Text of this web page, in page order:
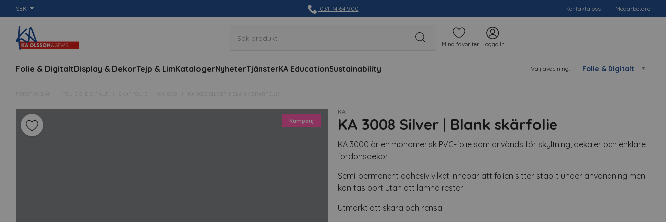
SEK Kontakta oss Medarbetare
031-74 64 900
Mina favoriter Logga In
Folie & DigitaltDisplay & DekorTejp & LimKatalogerNyheterTjänsterKA EducationSustainability Välj avdelning:
FÖRSTASIDAN FOLIE & DIGITALT KA 3008 SILVER | BLANK SKÄRFOLIE
Kampanj
KA
KA 3008 Silver | Blank skärfolie
KA 3000 är en monomerisk PVC-folie som används för skyltning, dekaler och enklare
fordonsdekor.
Semi-permanent adhesiv vilket innebär att folien sitter stabilt under användning men
kan tas bort utan att lämna rester.
Utmärkt att skära och rensa.